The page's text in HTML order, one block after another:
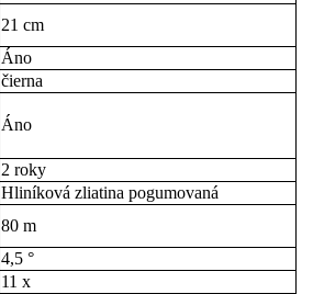
21 cm
Áno
čierna
Áno
2 roky
Hliníková zliatina pogumovaná
80 m
4,5 °
11 x